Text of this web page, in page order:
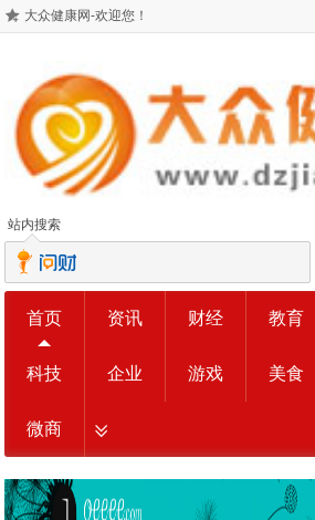
大众健康网-欢迎您！
站内搜索
首页 资讯 财经 教育
科技 企业 游戏 美食
微商